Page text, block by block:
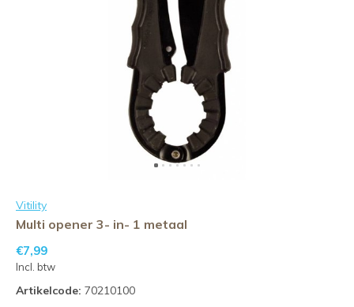
Vitility
Multi opener 3- in- 1 metaal
€7,99
Incl. btw
Artikelcode: 70210100